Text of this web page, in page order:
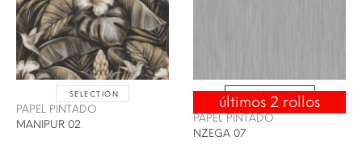
SELECTION
PAPEL PINTADO
MANIPUR 02
ENVÍO 24/48H
SELECTION
últimos 2 rollos
PAPEL PINTADO
NZEGA 07